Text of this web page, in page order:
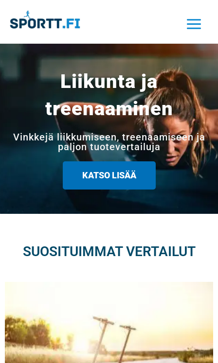
sisältöön
Liikunta ja
treenaaminen
Vinkkejä liikkumiseen, treenaamiseen ja
paljon tuotevertailuja
KATSO LISÄÄ
SUOSITUIMMAT VERTAILUT